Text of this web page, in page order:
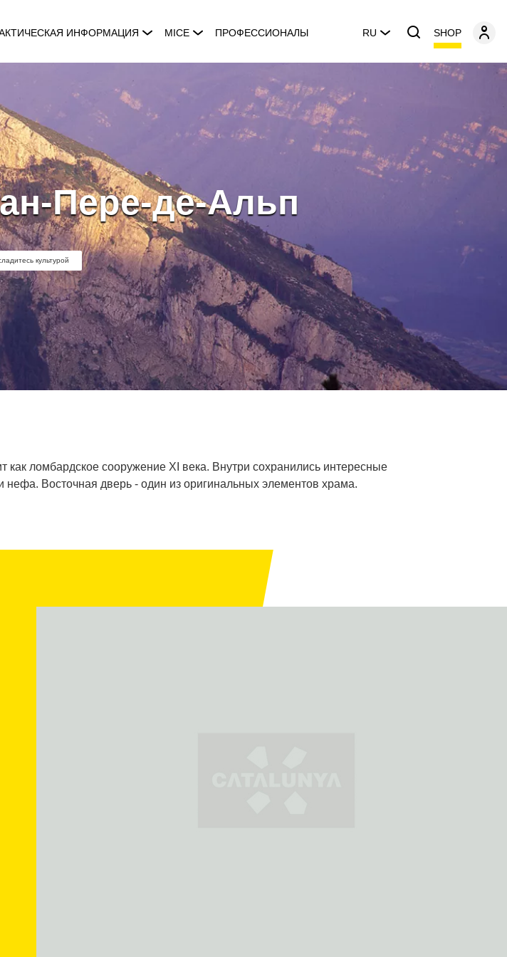
ИНФОРМАЦИЯ MICE ПРОФЕССИОНАЛЫ RU SHOP
Пере-де-Альп
культурой
ломбардское сооружение XI века. Внутри сохранились интересные
нефа. Восточная дверь - один из оригинальных элементов храма.